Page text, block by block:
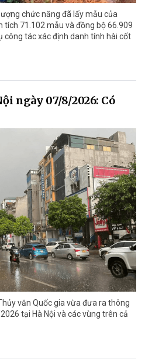
chức năng đã lấy mẫu của
tích 71.102 mẫu và đồng bộ 66.909
công tác xác định danh tính hài cốt
ngày 07/8/2026: Có
văn Quốc gia vừa đưa ra thông
tại Hà Nội và các vùng trên cả